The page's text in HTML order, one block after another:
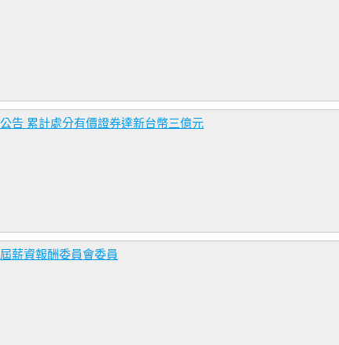
告 累計處分有價證券達新台幣三億元
薪資報酬委員會委員